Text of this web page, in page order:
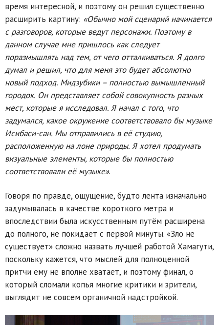
время интересной, и поэтому он решил существенно
расширить картину: «Обычно мой сценарий начинается
с разговоров, которые ведут персонажи. Поэтому в
данном случае мне пришлось как следует
поразмышлять над тем, от чего отталкиваться. Я долго
думал и решил, что для меня это будет абсолютно
новый подход. Мидзубики – полностью вымышленный
городок. Он представляет собой совокупность разных
мест, которые я исследовал. Я начал с того, что
задумался, какое окружение соответствовало бы музыке
Исибаси-сан. Мы отправились в её студию,
расположенную на лоне природы. Я хотел продумать
визуальные элементы, которые бы полностью
соответствовали её музыке».
Говоря по правде, ощущение, будто лента изначально
задумывалась в качестве короткого метра и
впоследствии была искусственным путём расширена
до полного, не покидает с первой минуты. «Зло не
существует» сложно назвать лучшей работой Хамагути,
поскольку кажется, что мыслей для полноценной
притчи ему не вполне хватает, и поэтому финал, о
который сломали копья многие критики и зрители,
выглядит не совсем органичной надстройкой.